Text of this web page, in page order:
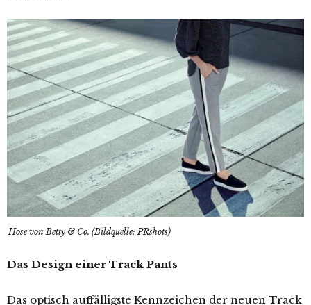
Hose von Betty & Co. (Bildquelle: PRshots)
Das Design einer Track Pants
Das optisch auffälligste Kennzeichen der neuen Track